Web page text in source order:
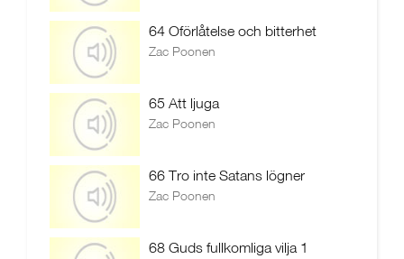
64 Oförlåtelse och bitterhet
Zac Poonen
65 Att ljuga
Zac Poonen
66 Tro inte Satans lögner
Zac Poonen
68 Guds fullkomliga vilja 1